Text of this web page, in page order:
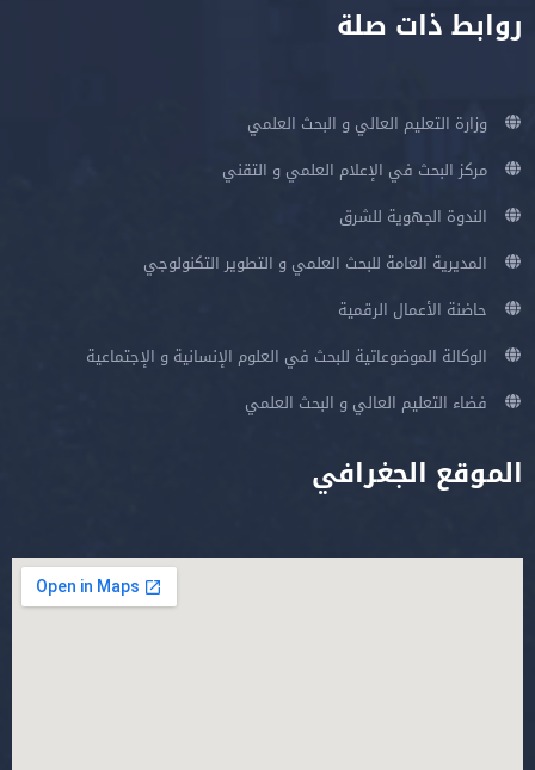
روابط ذات صلة
وزارة التعليم العالي و البحث العلمي
مركز البحث في الإعلام العلمي و التقني
الندوة الجهوية للشرق
المديرية العامة للبحث العلمي و التطوير التكنولوجي
حاضنة الأعمال الرقمية
الوكالة الموضوعاتية للبحث في العلوم الإنسانية و الإجتماعية
فضاء التعليم العالي و البحث العلمي
الموقع الجغرافي